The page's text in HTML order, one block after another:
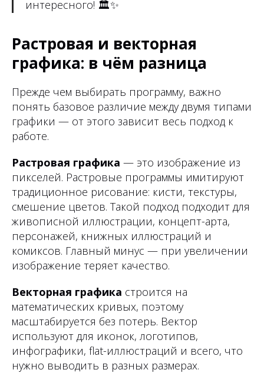
интересного! 🏛✨
Растровая и векторная
графика: в чём разница
Прежде чем выбирать программу, важно
понять базовое различие между двумя типами
графики — от этого зависит весь подход к
работе.
Растровая графика — это изображение из
пикселей. Растровые программы имитируют
традиционное рисование: кисти, текстуры,
смешение цветов. Такой подход подходит для
живописной иллюстрации, концепт-арта,
персонажей, книжных иллюстраций и
комиксов. Главный минус — при увеличении
изображение теряет качество.
Векторная графика строится на
математических кривых, поэтому
масштабируется без потерь. Вектор
используют для иконок, логотипов,
инфографики, flat-иллюстраций и всего, что
нужно выводить в разных размерах.